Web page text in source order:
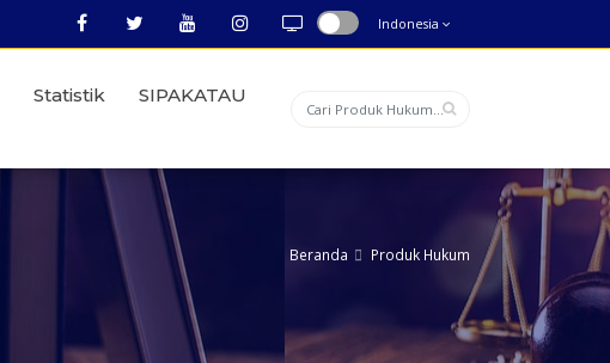
Indonesia
Statistik SIPAKATAU
Beranda Produk Hukum